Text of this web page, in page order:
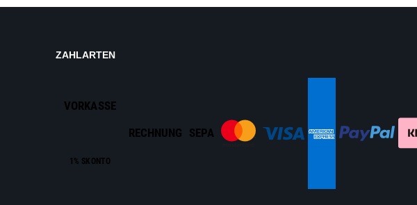
ZAHLARTEN
VORKASSE
1% SKONTO
RECHNUNG SEPA